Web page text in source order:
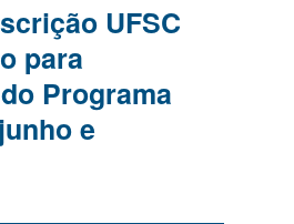
UFSC
para
Programa
e